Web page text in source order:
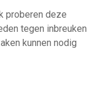
proberen deze
tegen inbreuken
kunnen nodig